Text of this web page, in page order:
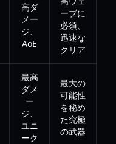
高ダ
メー
ジ、
AoE
ーブに
必須、
迅速な
クリア
最高
ダメ
ー
ジ、
ユニ
ーク
最大の
可能性
を秘め
た究極
の武器